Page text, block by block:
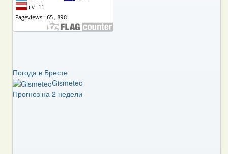
Погода в Бресте
Gismeteo
Прогноз на 2 недели